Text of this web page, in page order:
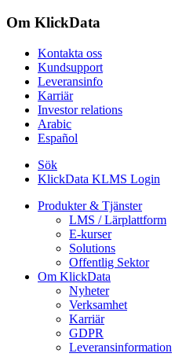
Om KlickData
Kontakta oss
Kundsupport
Leveransinfo
Karriär
Investor relations
Arabic
Español
Sök
KlickData KLMS Login
Produkter & Tjänster
LMS / Lärplattform
E-kurser
Solutions
Offentlig Sektor
Om KlickData
Nyheter
Verksamhet
Karriär
GDPR
Leveransinformation